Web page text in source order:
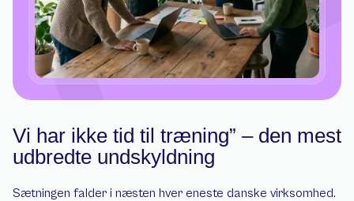
Vi har ikke tid til træning” – den mest
udbredte undskyldning